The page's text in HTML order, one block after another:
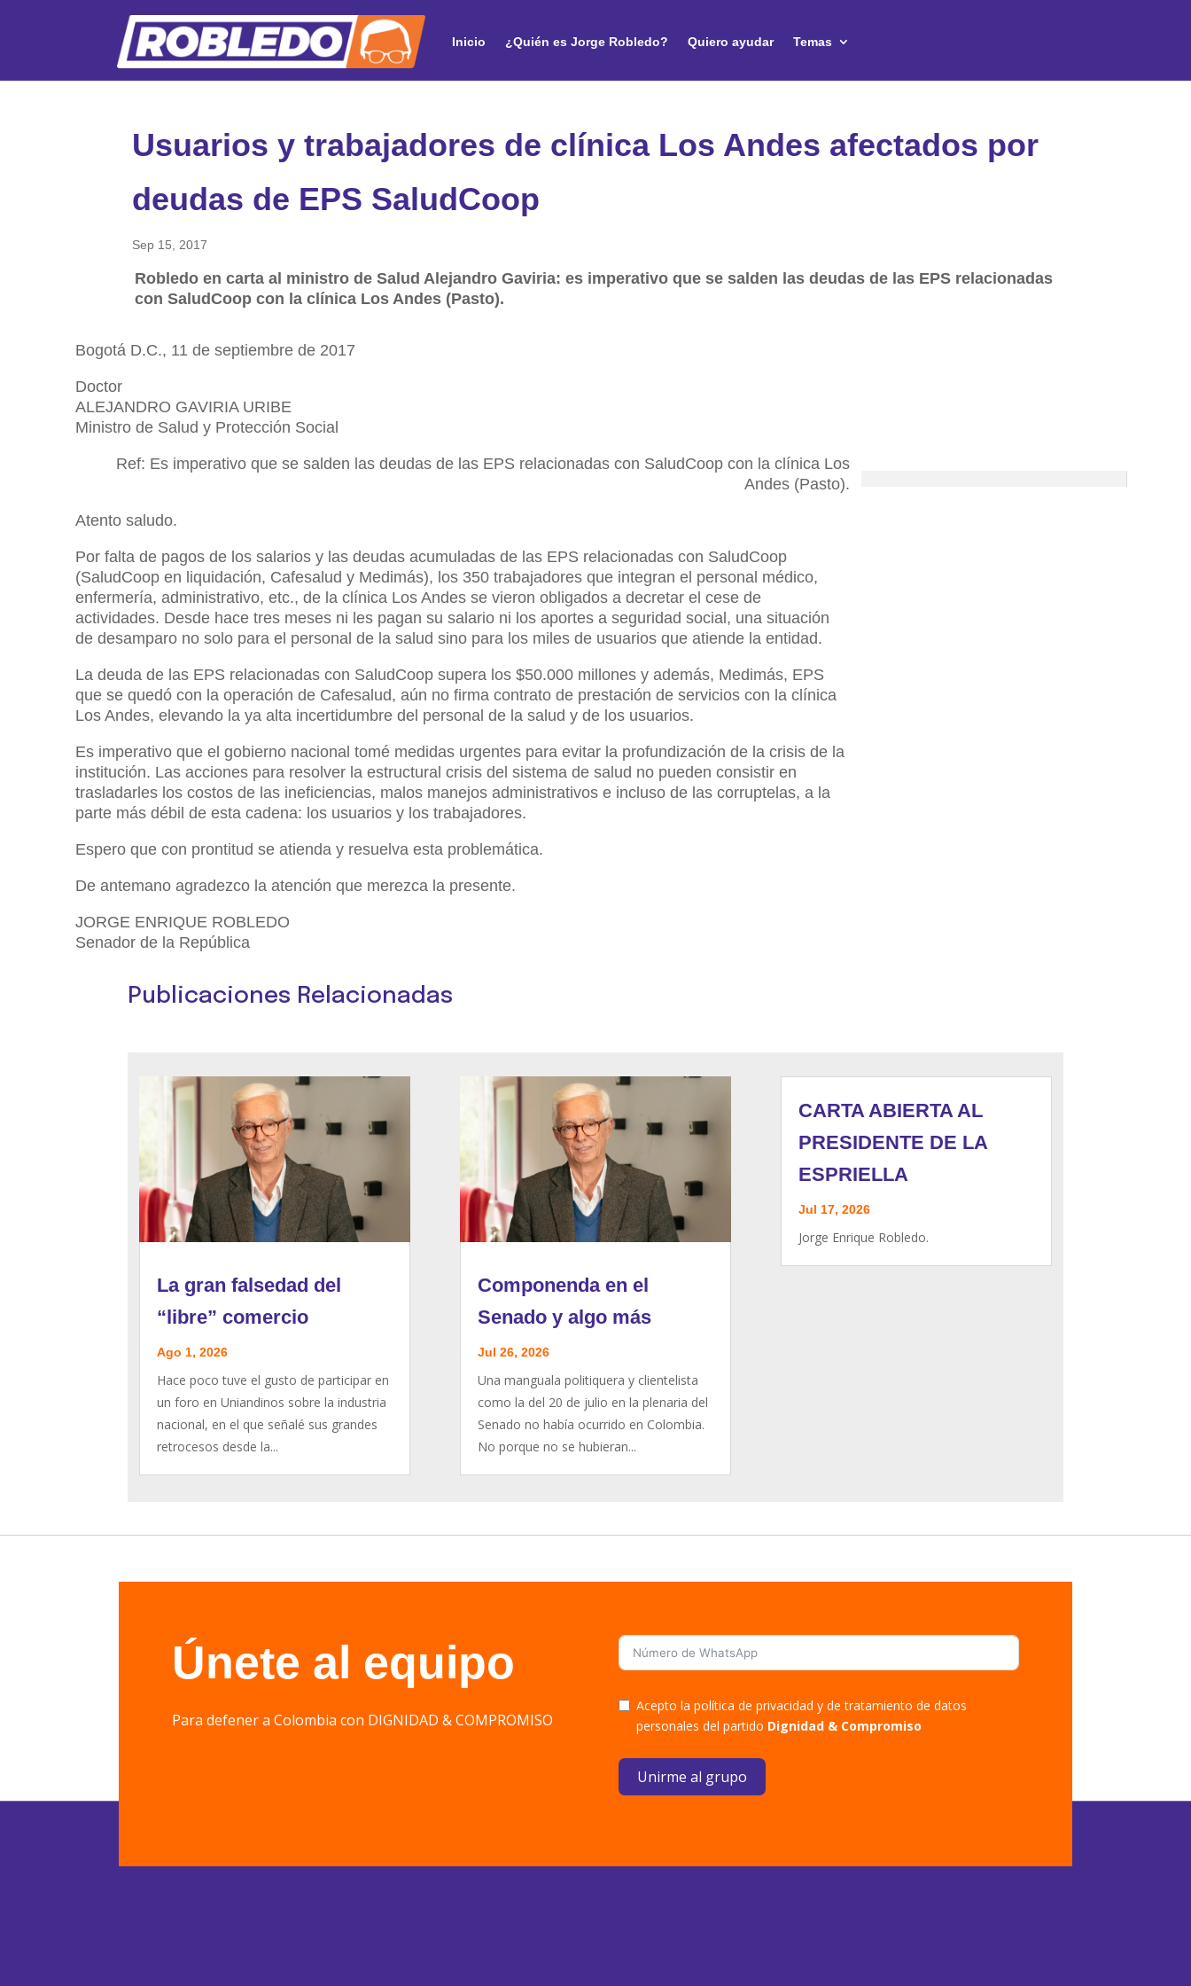
Inicio ¿Quién es Jorge Robledo? Quiero ayudar Temas
Usuarios y trabajadores de clínica Los Andes afectados por
deudas de EPS SaludCoop
Sep 15, 2017
Robledo en carta al ministro de Salud Alejandro Gaviria: es imperativo que se salden las deudas de las EPS relacionadas
con SaludCoop con la clínica Los Andes (Pasto).
Bogotá D.C., 11 de septiembre de 2017
Doctor
ALEJANDRO GAVIRIA URIBE
Ministro de Salud y Protección Social
Ref: Es imperativo que se salden las deudas de las EPS relacionadas con SaludCoop con la clínica Los
Andes (Pasto).
Atento saludo.
Por falta de pagos de los salarios y las deudas acumuladas de las EPS relacionadas con SaludCoop
(SaludCoop en liquidación, Cafesalud y Medimás), los 350 trabajadores que integran el personal médico,
enfermería, administrativo, etc., de la clínica Los Andes se vieron obligados a decretar el cese de
actividades. Desde hace tres meses ni les pagan su salario ni los aportes a seguridad social, una situación
de desamparo no solo para el personal de la salud sino para los miles de usuarios que atiende la entidad.
La deuda de las EPS relacionadas con SaludCoop supera los $50.000 millones y además, Medimás, EPS
que se quedó con la operación de Cafesalud, aún no firma contrato de prestación de servicios con la clínica
Los Andes, elevando la ya alta incertidumbre del personal de la salud y de los usuarios.
Es imperativo que el gobierno nacional tomé medidas urgentes para evitar la profundización de la crisis de la
institución. Las acciones para resolver la estructural crisis del sistema de salud no pueden consistir en
trasladarles los costos de las ineficiencias, malos manejos administrativos e incluso de las corruptelas, a la
parte más débil de esta cadena: los usuarios y los trabajadores.
Espero que con prontitud se atienda y resuelva esta problemática.
De antemano agradezco la atención que merezca la presente.
JORGE ENRIQUE ROBLEDO
Senador de la República
Publicaciones Relacionadas
La gran falsedad del
“libre” comercio
Ago 1, 2026
Hace poco tuve el gusto de participar en
un foro en Uniandinos sobre la industria
nacional, en el que señalé sus grandes
retrocesos desde la...
Componenda en el
Senado y algo más
Jul 26, 2026
Una manguala politiquera y clientelista
como la del 20 de julio en la plenaria del
Senado no había ocurrido en Colombia.
No porque no se hubieran...
CARTA ABIERTA AL
PRESIDENTE DE LA
ESPRIELLA
Jul 17, 2026
Jorge Enrique Robledo.
Únete al equipo
Para defener a Colombia con DIGNIDAD & COMPROMISO
Acepto la política de privacidad y de tratamiento de datos
personales del partido Dignidad & Compromiso
Unirme al grupo